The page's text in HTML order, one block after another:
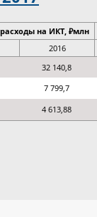
на ИКТ, ₽млн
2016
32 140,8
7 799,7
4 613,88